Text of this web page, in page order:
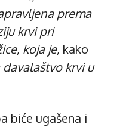
prema
krvi pri
koja je, kako
krvi u
biće ugašena i